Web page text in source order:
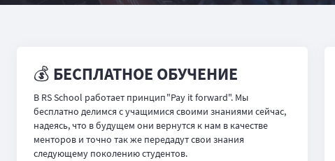
💰 БЕСПЛАТНОЕ ОБУЧЕНИЕ
В RS School работает принцип "Pay it forward". Мы
бесплатно делимся с учащимися своими знаниями сейчас,
надеясь, что в будущем они вернутся к нам в качестве
менторов и точно так же передадут свои знания
следующему поколению студентов.